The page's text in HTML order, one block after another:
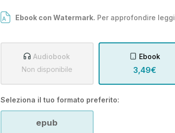
Ebook con Watermark. Per approfondire leggi
Audiobook
Non disponibile
Ebook
3,49€
Seleziona il tuo formato preferito:
epub